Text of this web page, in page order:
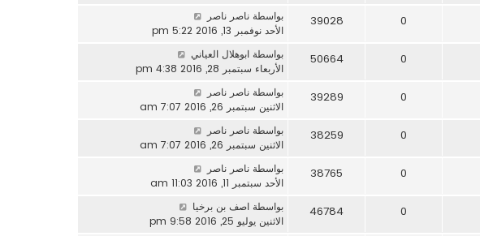
0
39028 بواسطة ناصر ناصر
الأحد نوفمبر 13, 2016 5:22 pm
0
50664 بواسطة ابوهلال العياني
الأربعاء سبتمبر 28, 2016 4:38 pm
0
39289 بواسطة ناصر ناصر
الاثنين سبتمبر 26, 2016 7:07 am
0
38259 بواسطة ناصر ناصر
الاثنين سبتمبر 26, 2016 7:07 am
0
38765 بواسطة ناصر ناصر
الأحد سبتمبر 11, 2016 11:03 am
0
46784 بواسطة اصف بن برخيا
الاثنين يوليو 25, 2016 9:58 pm